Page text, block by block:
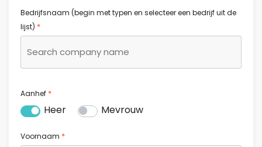
Bedrijfsnaam (begin met typen en selecteer een bedrijf uit de
lijst) *
Aanhef *
Heer Mevrouw
Voornaam *